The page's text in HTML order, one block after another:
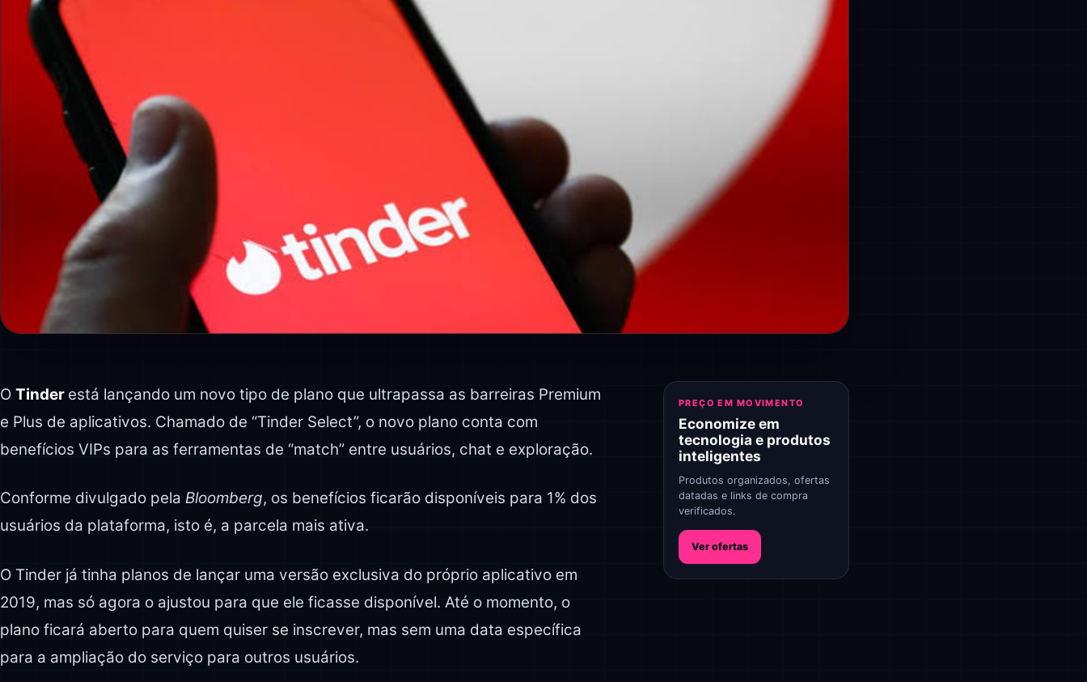
O Tinder está lançando um novo tipo de plano que ultrapassa as barreiras Premium
e Plus de aplicativos. Chamado de “Tinder Select”, o novo plano conta com
benefícios VIPs para as ferramentas de “match” entre usuários, chat e exploração.
Conforme divulgado pela Bloomberg, os benefícios ficarão disponíveis para 1% dos
usuários da plataforma, isto é, a parcela mais ativa.
O Tinder já tinha planos de lançar uma versão exclusiva do próprio aplicativo em
2019, mas só agora o ajustou para que ele ficasse disponível. Até o momento, o
plano ficará aberto para quem quiser se inscrever, mas sem uma data específica
para a ampliação do serviço para outros usuários.
PREÇO EM MOVIMENTO
Economize em
tecnologia e produtos
inteligentes
Produtos organizados, ofertas
datadas e links de compra
verificados.
Ver ofertas